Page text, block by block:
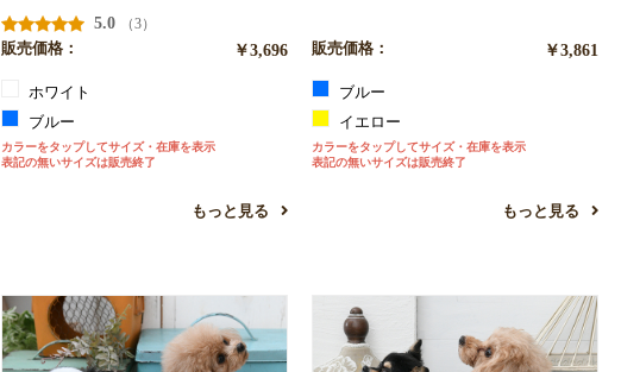
5.0
（3）
販売価格：
￥3,696
ホワイト
ブルー
カラーをタップしてサイズ・在庫を表示
表記の無いサイズは販売終了
もっと見る
販売価格： ￥3,861
ブルー
イエロー
カラーをタップしてサイズ・在庫を表示
表記の無いサイズは販売終了
もっと見る